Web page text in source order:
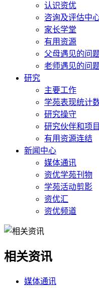
认识资优
咨询及评估中
家长学堂
有用资源
父母遇见的问
老师遇见的问
研究
主要工作
学苑表现统计
研究操守
研究伙伴和项目
有用资源连结
新闻中心
媒体通讯
资优学苑刊物
学苑活动剪影
资优汇
资优频道
相关资讯
媒体通讯